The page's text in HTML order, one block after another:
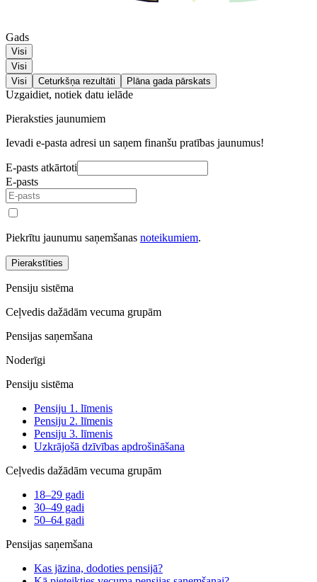
Gads
Visi
Visi
Visi
Ceturkšņa rezultāti Plāna gada pārskats
Uzgaidiet, notiek datu ielāde
Pieraksties jaunumiem
Ievadi e-pasta adresi un saņem finanšu pratības jaunumus!
E-pasts atkārtoti
E-pasts
Piekrītu jaunumu saņemšanas noteikumiem.
Pierakstīties
Pensiju sistēma
Ceļvedis dažādām vecuma grupām
Pensijas saņemšana
Noderīgi
Pensiju sistēma
Pensiju 1. līmenis
Pensiju 2. līmenis
Pensiju 3. līmenis
Uzkrājošā dzīvības apdrošināšana
Ceļvedis dažādām vecuma grupām
18–29 gadi
30–49 gadi
50–64 gadi
Pensijas saņemšana
Kas jāzina, dodoties pensijā?